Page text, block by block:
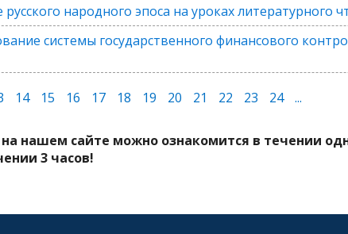
народного эпоса на уроках литературного
системы государственного финансового
14 15 16 17 18 19 20 21 22 23 24 ...
нашем сайте можно ознакомится в течении
3 часов!